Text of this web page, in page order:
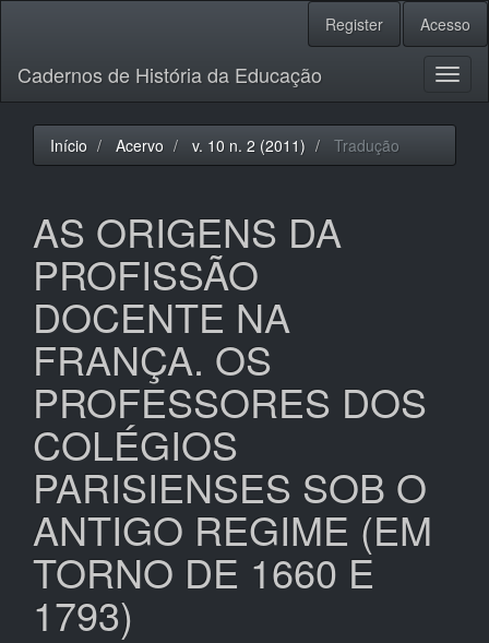
principal
Barra
Lateral
Register Acesso
Cadernos de História da Educação
Início Acervo v. 10 n. 2 (2011) Tradução
AS ORIGENS DA
PROFISSÃO
DOCENTE NA
FRANÇA. OS
PROFESSORES DOS
COLÉGIOS
PARISIENSES SOB O
ANTIGO REGIME (EM
TORNO DE 1660 E
1793)